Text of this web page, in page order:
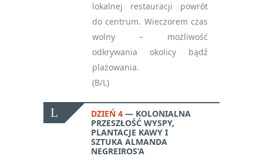
lokalnej restauracji powrót
do centrum. Wieczorem czas
wolny – możliwość
odkrywania okolicy bądź
plażowania.
(B/L)
DZIEŃ 4
KOLONIALNA
PRZESZŁOŚĆ WYSPY,
PLANTACJE KAWY I
SZTUKA ALMANDA
NEGREIROS’A